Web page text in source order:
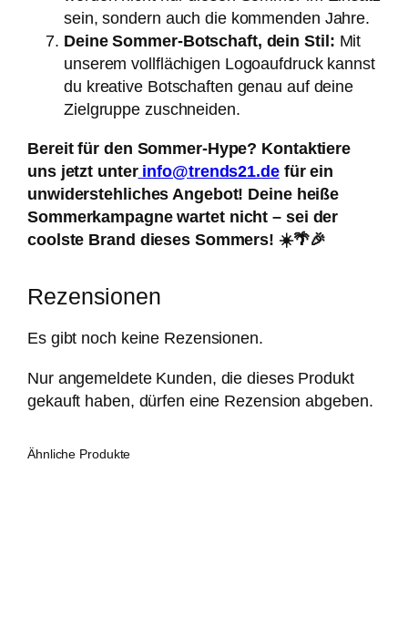
sein, sondern auch die kommenden Jahre.
Deine Sommer-Botschaft, dein Stil: Mit
unserem vollflächigen Logoaufdruck kannst
du kreative Botschaften genau auf deine
Zielgruppe zuschneiden.
Bereit für den Sommer-Hype? Kontaktiere
uns jetzt unterinfo@trends21.defür ein
unwiderstehliches Angebot! Deine heiße
Sommerkampagne wartet nicht – sei der
coolste Brand dieses Sommers! ☀️🌴🎉
Rezensionen
Es gibt noch keine Rezensionen.
Nur angemeldete Kunden, die dieses Produkt
gekauft haben, dürfen eine Rezension abgeben.
Ähnliche Produkte